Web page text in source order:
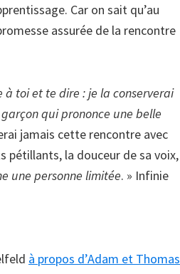
Car on sait qu’au
assurée de la rencontre
à toi et te dire : je la conserverai
qui prononce une belle
jamais cette rencontre avec
pétillants, la douceur de sa voix,
une personne limitée. » Infinie
à propos d’Adam et Thomas